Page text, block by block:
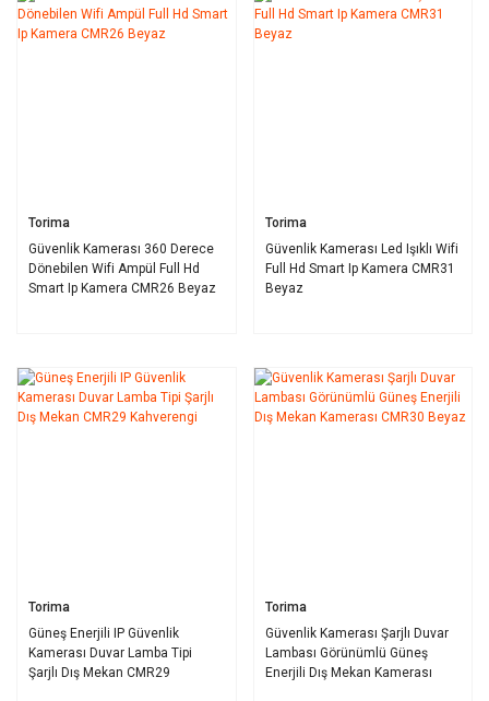
Torima
Güvenlik Kamerası 360 Derece
Dönebilen Wifi Ampül Full Hd
Smart Ip Kamera CMR26 Beyaz
Torima
Güvenlik Kamerası Led Işıklı Wifi
Full Hd Smart Ip Kamera CMR31
Beyaz
Torima
Güneş Enerjili IP Güvenlik
Kamerası Duvar Lamba Tipi
Şarjlı Dış Mekan CMR29
Torima
Güvenlik Kamerası Şarjlı Duvar
Lambası Görünümlü Güneş
Enerjili Dış Mekan Kamerası